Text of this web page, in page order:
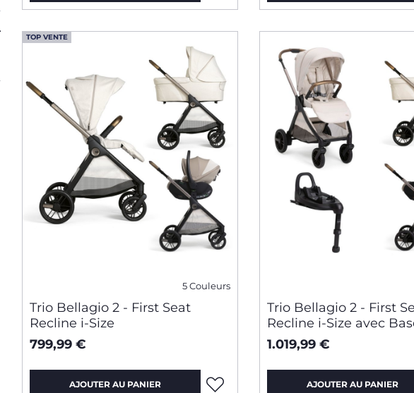
TOP VENTE
5 Couleurs
Trio Bellagio 2 - First Seat
Recline i-Size
799,99 €
AJOUTER AU PANIER
Trio Bellagio 2 - First
Recline i-Size avec
rotative
1.019,99 €
AJOUTER AU PANIER